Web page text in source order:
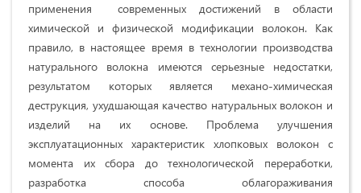
применения современных достижений в области
химической и физической модификации волокон. Как
правило, в настоящее время в технологии производства
натурального волокна имеются серьезные недостатки,
результатом которых является механо-химическая
деструкция, ухудшающая качество натуральных волокон и
изделий на их основе. Проблема улучшения
эксплуатационных характеристик хлопковых волокон с
момента их сбора до технологической переработки,
разработка способа облагораживания